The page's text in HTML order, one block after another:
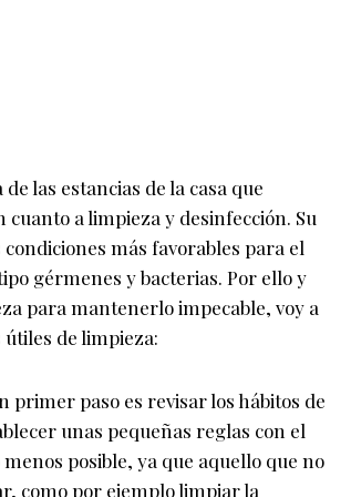
las estancias de la casa que
a limpieza y desinfección. Su
más favorables para el
gérmenes y bacterias. Por ello y
para mantenerlo impecable, voy a
de limpieza:
primer paso es revisar los hábitos de
unas pequeñas reglas con el
posible, ya que aquello que no
como por ejemplo limpiar la